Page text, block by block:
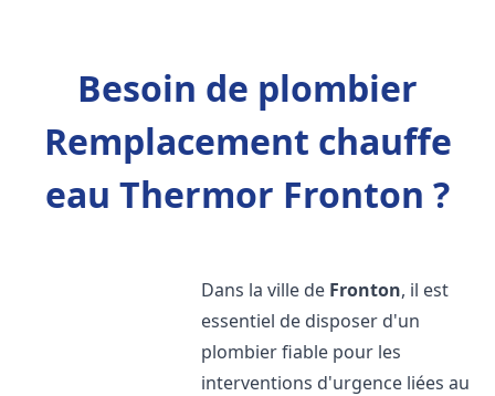
Besoin de plombier
Remplacement chauffe
eau Thermor Fronton ?
Dans la ville de Fronton, il est
essentiel de disposer d'un
plombier fiable pour les
interventions d'urgence liées au